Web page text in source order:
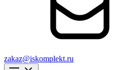
zakaz@iskomplekt.ru